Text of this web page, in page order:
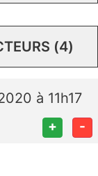
(4)
à 11h17
+ -